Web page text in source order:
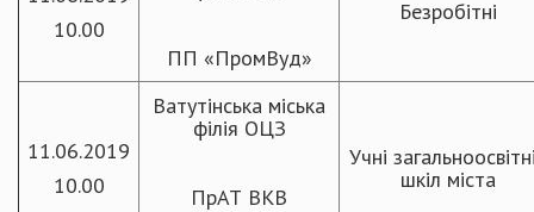
10.00
ПП «ПромВуд»
Безробітні
11.06.2019
10.00
Ватутінська міська
філія ОЦЗ
ПрАТ ВКВ
Учні
шкіл міста